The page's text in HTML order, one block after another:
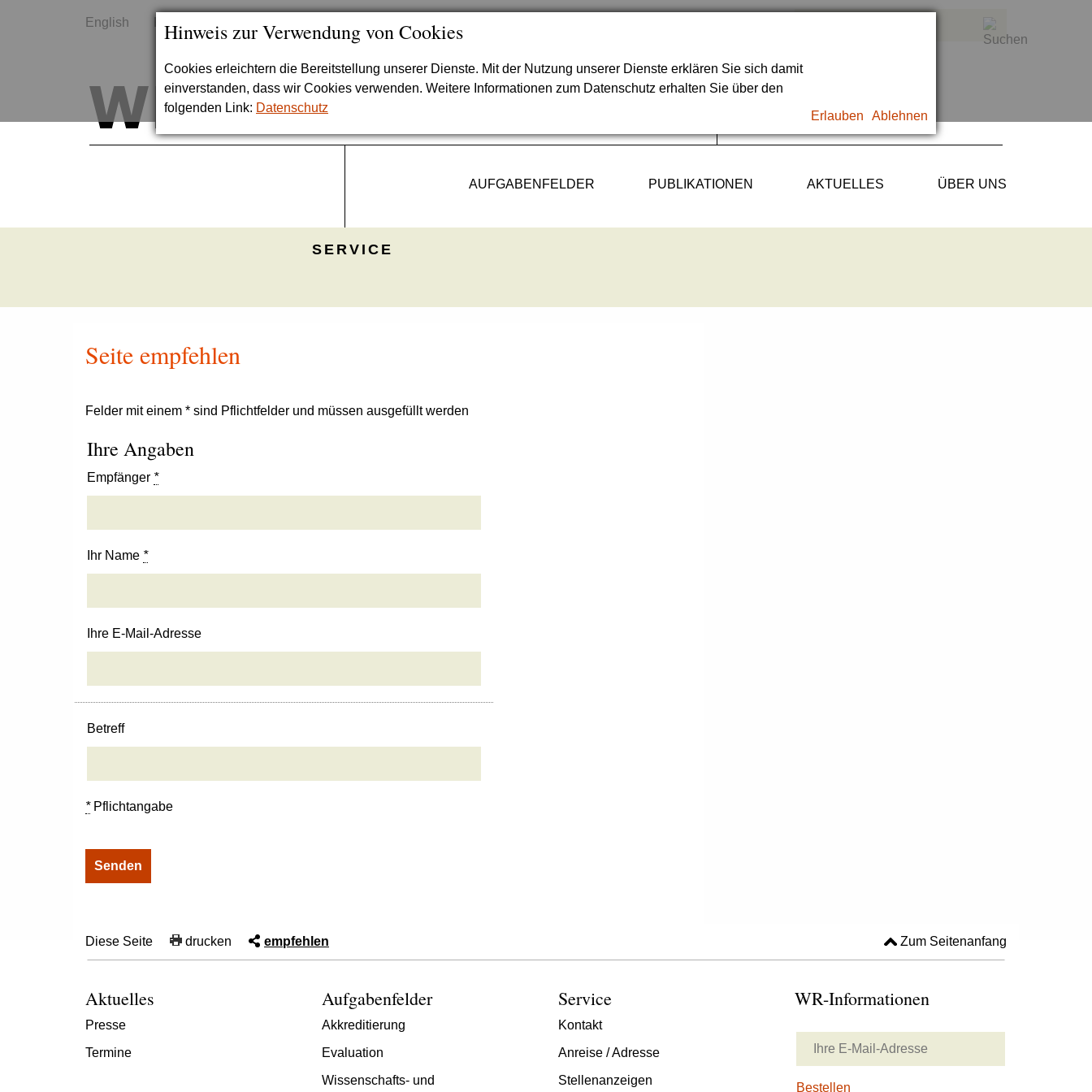
Hinweis zur Verwendung von Cookies
Cookies erleichtern die Bereitstellung unserer Dienste. Mit der Nutzung unserer Dienste erklären Sie sich damit
einverstanden, dass wir Cookies verwenden. Weitere Informationen zum Datenschutz erhalten Sie über den
folgenden Link: Datenschutz
Erlauben Ablehnen
English
AUFGABENFELDER PUBLIKATIONEN AKTUELLES ÜBER UNS
SERVICE
Seite empfehlen
Felder mit einem * sind Pflichtfelder und müssen ausgefüllt werden
Ihre Angaben
Empfänger *
Ihr Name *
Ihre E-Mail-Adresse
Betreff
*Pflichtangabe
Diese Seite drucken empfehlen Zum Seitenanfang
Aktuelles
Presse
Termine
Aufgabenfelder
Akkreditierung
Evaluation
Wissenschafts- und
Service
Kontakt
Anreise / Adresse
Stellenanzeigen
WR-Informationen